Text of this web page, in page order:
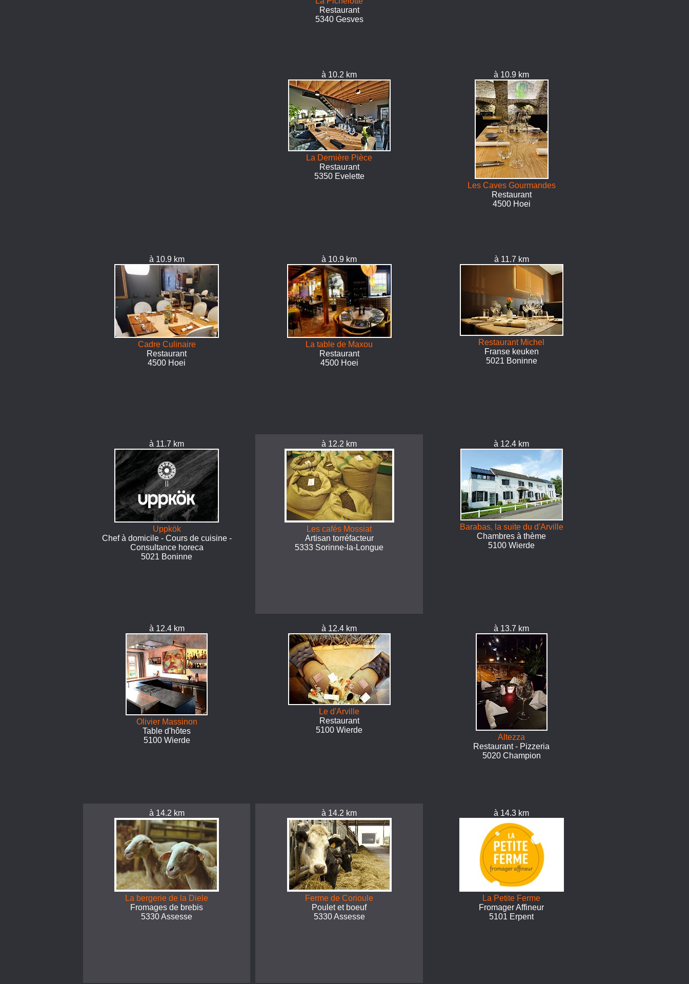
Restaurant
5340 Gesves
à 10.2 km
La Dernière Pièce
Restaurant
5350 Evelette
à 10.9 km
Les Caves Gourmandes
Restaurant
4500 Hoei
à 10.9 km
Cadre Culinaire
Restaurant
4500 Hoei
à 10.9 km
La table de Maxou
Restaurant
4500 Hoei
à 11.7 km
Restaurant Michel
Franse keuken
5021 Boninne
à 11.7 km
Uppkök
Chef à domicile - Cours de cuisine -
Consultance horeca
5021 Boninne
à 12.2 km
Les cafés Mossiat
Artisan torréfacteur
5333 Sorinne-la-Longue
à 12.4 km
Barabas, la suite du d'Arville
Chambres à thème
5100 Wierde
à 12.4 km
Olivier Massinon
Table d'hôtes
5100 Wierde
à 12.4 km
Le d'Arville
Restaurant
5100 Wierde
à 13.7 km
Altezza
Restaurant - Pizzeria
5020 Champion
à 14.2 km
La bergerie de la Diele
Fromages de brebis
5330 Assesse
à 14.2 km
Ferme de Corioule
Poulet et boeuf
5330 Assesse
à 14.3 km
La Petite Ferme
Fromager Affineur
5101 Erpent